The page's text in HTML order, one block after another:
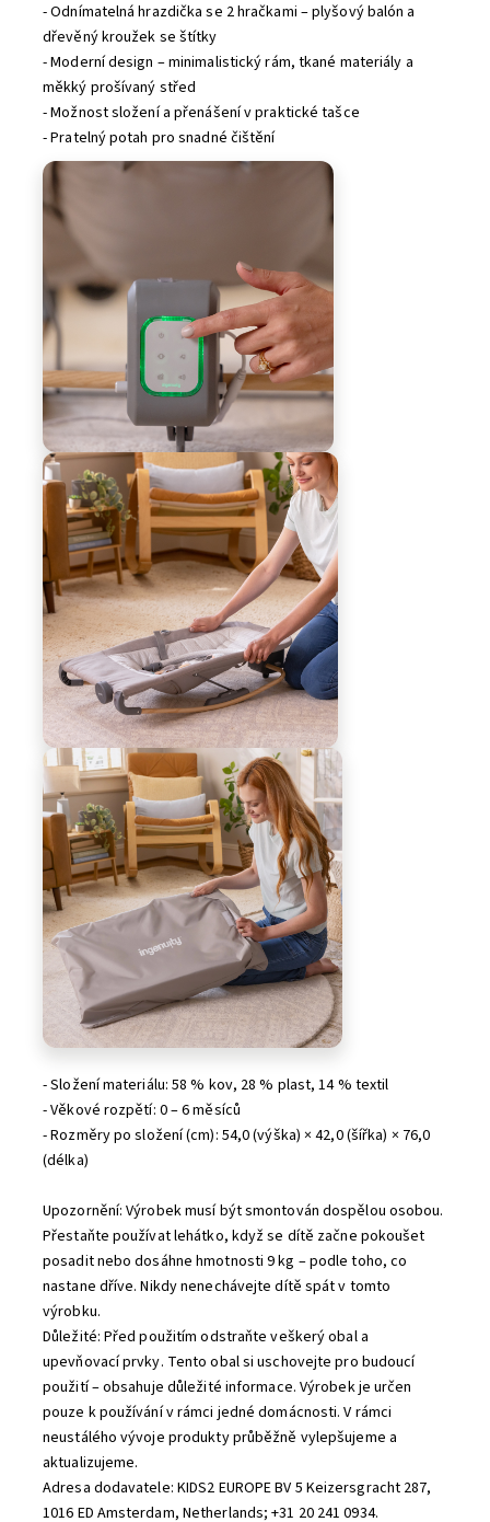
- Odnímatelná hrazdička se 2 hračkami – plyšový balón a
dřevěný kroužek se štítky
- Moderní design – minimalistický rám, tkané materiály a
měkký prošívaný střed
- Možnost složení a přenášení v praktické tašce
- Pratelný potah pro snadné čištění
- Složení materiálu: 58 % kov, 28 % plast, 14 % textil
- Věkové rozpětí: 0 – 6 měsíců
- Rozměry po složení (cm): 54,0 (výška) × 42,0 (šířka) × 76,0
(délka)
Upozornění: Výrobek musí být smontován dospělou osobou.
Přestaňte používat lehátko, když se dítě začne pokoušet
posadit nebo dosáhne hmotnosti 9 kg – podle toho, co
nastane dříve. Nikdy nenechávejte dítě spát v tomto
výrobku.
Důležité: Před použitím odstraňte veškerý obal a
upevňovací prvky. Tento obal si uschovejte pro budoucí
použití – obsahuje důležité informace. Výrobek je určen
pouze k používání v rámci jedné domácnosti. V rámci
neustálého vývoje produkty průběžně vylepšujeme a
aktualizujeme.
Adresa dodavatele: KIDS2 EUROPE BV 5 Keizersgracht 287,
1016 ED Amsterdam, Netherlands; +31 20 241 0934.